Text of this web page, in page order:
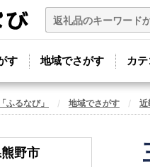
す 地域でさがす カ
ふるなび」 地域でさがす 近
野市